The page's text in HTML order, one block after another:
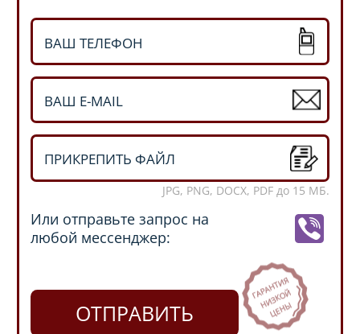
ПРИКРЕПИТЬ ФАЙЛ
JPG, PNG, DOCX, PDF до 15 МБ.
Или отправьте запрос на
любой мессенджер:
ОТПРАВИТЬ